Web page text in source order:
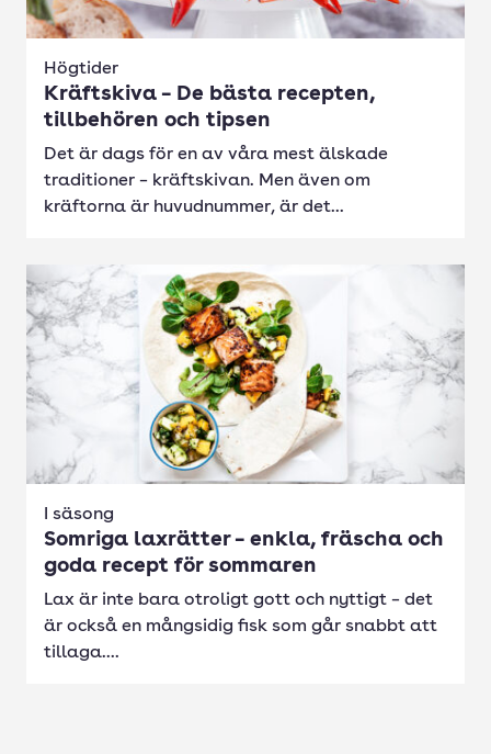
Högtider
Kräftskiva – De bästa recepten,
tillbehören och tipsen
Det är dags för en av våra mest älskade
traditioner – kräftskivan. Men även om
kräftorna är huvudnummer, är det...
I säsong
Somriga laxrätter – enkla, fräscha och
goda recept för sommaren
Lax är inte bara otroligt gott och nyttigt – det
är också en mångsidig fisk som går snabbt att
tillaga....